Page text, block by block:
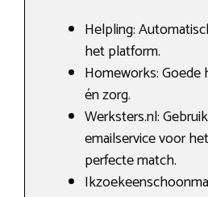
Helpling:
het platform.
Homeworks:
én zorg.
Werksters.nl:
emailservice voor
perfecte match.